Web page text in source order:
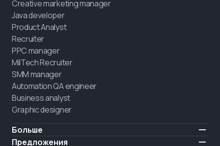
Creative marketing manager
Java developer
Product Analyst
Recruiter
PPC manager
MilTech Recruiter
SMM manager
Automation QA engineer
Business analyst
Graphic designer
Больше
Цены
Предложения